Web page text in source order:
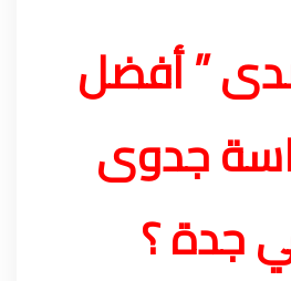
” أفضل
جدوى
جدة ؟